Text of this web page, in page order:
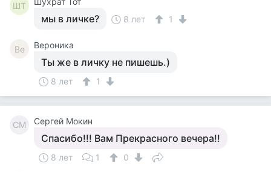
ШТ
мы в личке? 8 лет 1
Ве Вероника
Ты же в личку не пишешь.)
8 лет 1
СМ Сергей Мокин
Спасибо!!! Вам Прекрасного вечера!!
8 лет 1 0